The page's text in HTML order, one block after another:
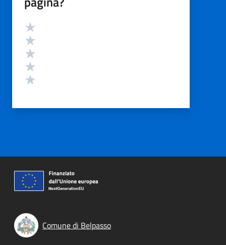
Valutazione
Comune di Belpasso